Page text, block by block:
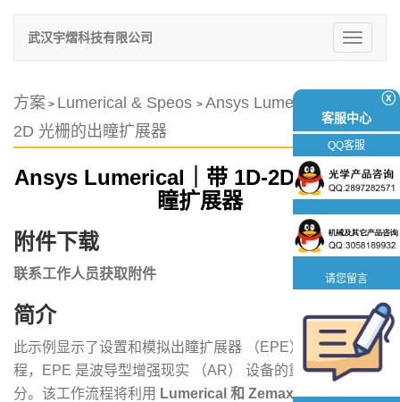
切
换
武汉宇熠科技有限公司
方案 > Lumerical & Speos > Ansys Lumerical｜带 1D-
2D 光栅的出瞳扩展器
Ansys Lumerical｜带 1D-2D 光栅的出
瞳扩展器
附件下载
联系工作人员获取附件
简介
此示例显示了设置和模拟出瞳扩展器 （EPE） 的工作流
程，EPE 是波导型增强现实 （AR） 设备的重要组成部
分。该工作流程将利用 Lumerical 和 Zemax OpticStudio
ⓧ
客服中心
QQ客服
请您留言